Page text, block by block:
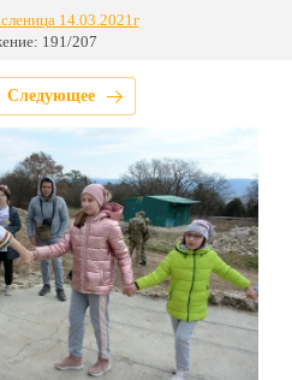
14.03.2021г
191/207
Следующее